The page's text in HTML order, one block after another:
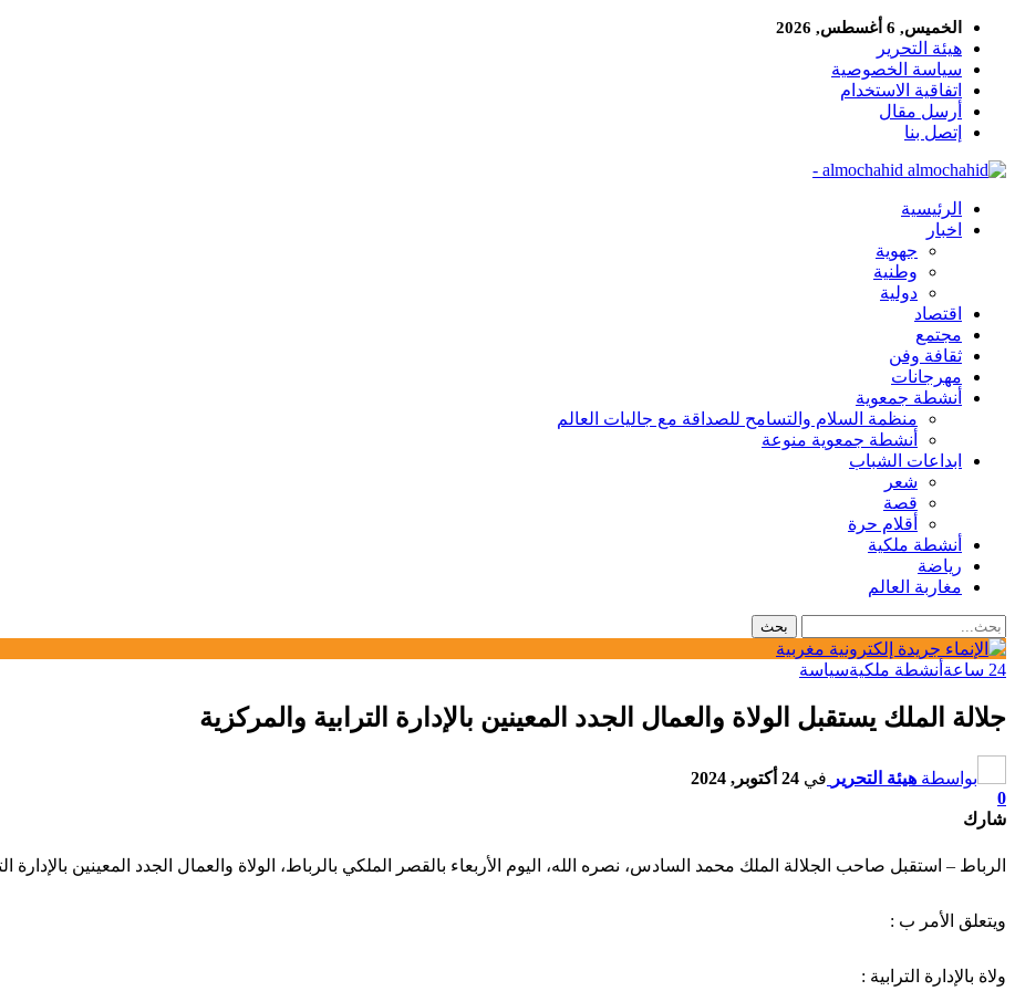
الخميس, 6 أغسطس, 2026
هيئة التحرير
سياسة الخصوصية
اتفاقية الاستخدام
أرسل مقال
إتصل بنا
almochahid -
الرئيسية
اخبار
جهوية
وطنية
دولية
اقتصاد
مجتمع
ثقافة وفن
مهرجانات
أنشطة جمعوية
منظمة السلام والتسامح للصداقة مع جاليات العالم
أنشطة جمعوية منوعة
ابداعات الشباب
شعر
قصة
أقلام حرة
أنشطة ملكية
رياضة
مغاربة العالم
24 ساعة أنشطة ملكيةسياسة
جلالة الملك يستقبل الولاة والعمال الجدد المعينين بالإدارة الترابية والمركزية
بواسطة هيئة التحرير في 24 أكتوبر, 2024
0
شارك
الرباط – استقبل صاحب الجلالة الملك محمد السادس، نصره الله، اليوم الأربعاء بالقصر الملكي بالرباط، الولاة والعمال الجدد المعينين بالإدارة
ويتعلق الأمر ب :
ولاة بالإدارة الترابية :